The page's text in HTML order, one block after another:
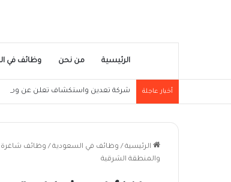
الرئيسية من نحن وظائف في
أخبار عاجلة شركة تعدين واستكشاف تعلن عن وظيفة
الرئيسية / وظائف في السعودية / وظائف شاغرة
والمنطقة الشرقية